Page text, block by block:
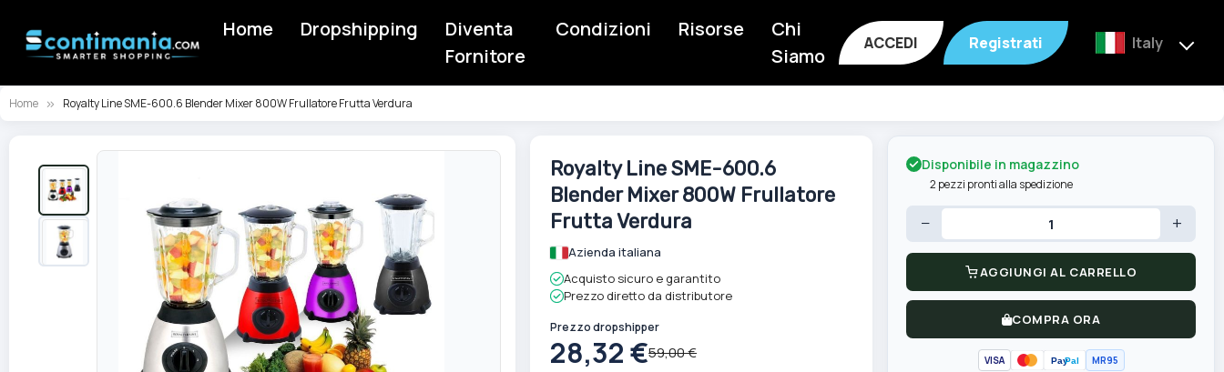
Home Dropshipping
Diventa
Fornitore
Condizioni Risorse
Chi
Siamo
ACCEDI Registrati Italy
Home Royalty Line SME-600.6 Blender Mixer 800W Frullatore Frutta Verdura
della
galleria
Vai
immagini
Royalty Line SME-600.6
Blender Mixer 800W Frullatore
Frutta Verdura
Azienda italiana
Acquisto sicuro e garantito
Prezzo diretto da distributore
Prezzo dropshipper
28,32 €59,00 €
Disponibile in magazzino
2 pezzi pronti alla spedizione
− +
AGGIUNGI AL CARRELLO
COMPRA ORA
VISA PayPal MR95